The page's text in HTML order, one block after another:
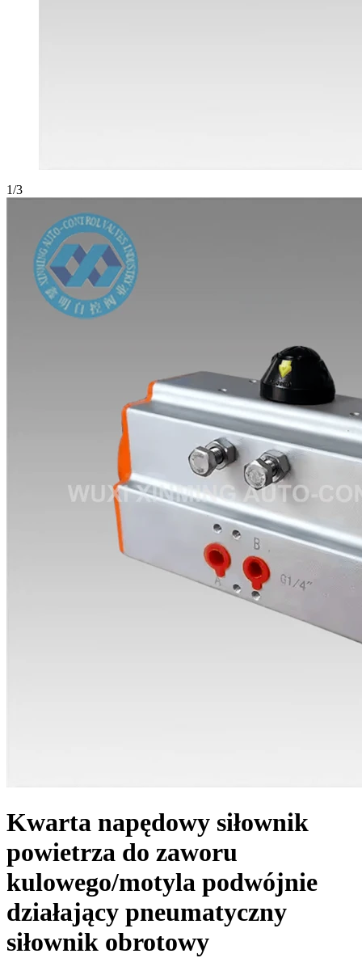
1/3
Kwarta napędowy siłownik
powietrza do zaworu
kulowego/motyla podwójnie
działający pneumatyczny
siłownik obrotowy